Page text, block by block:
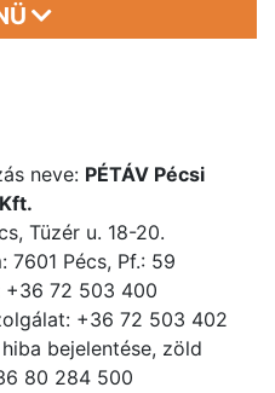
neve: PÉTÁV Pécsi
Tüzér u. 18-20.
7601 Pécs, Pf.: 59
+36 72 503 400
+36 72 503 402
bejelentése, zöld
80 284 500